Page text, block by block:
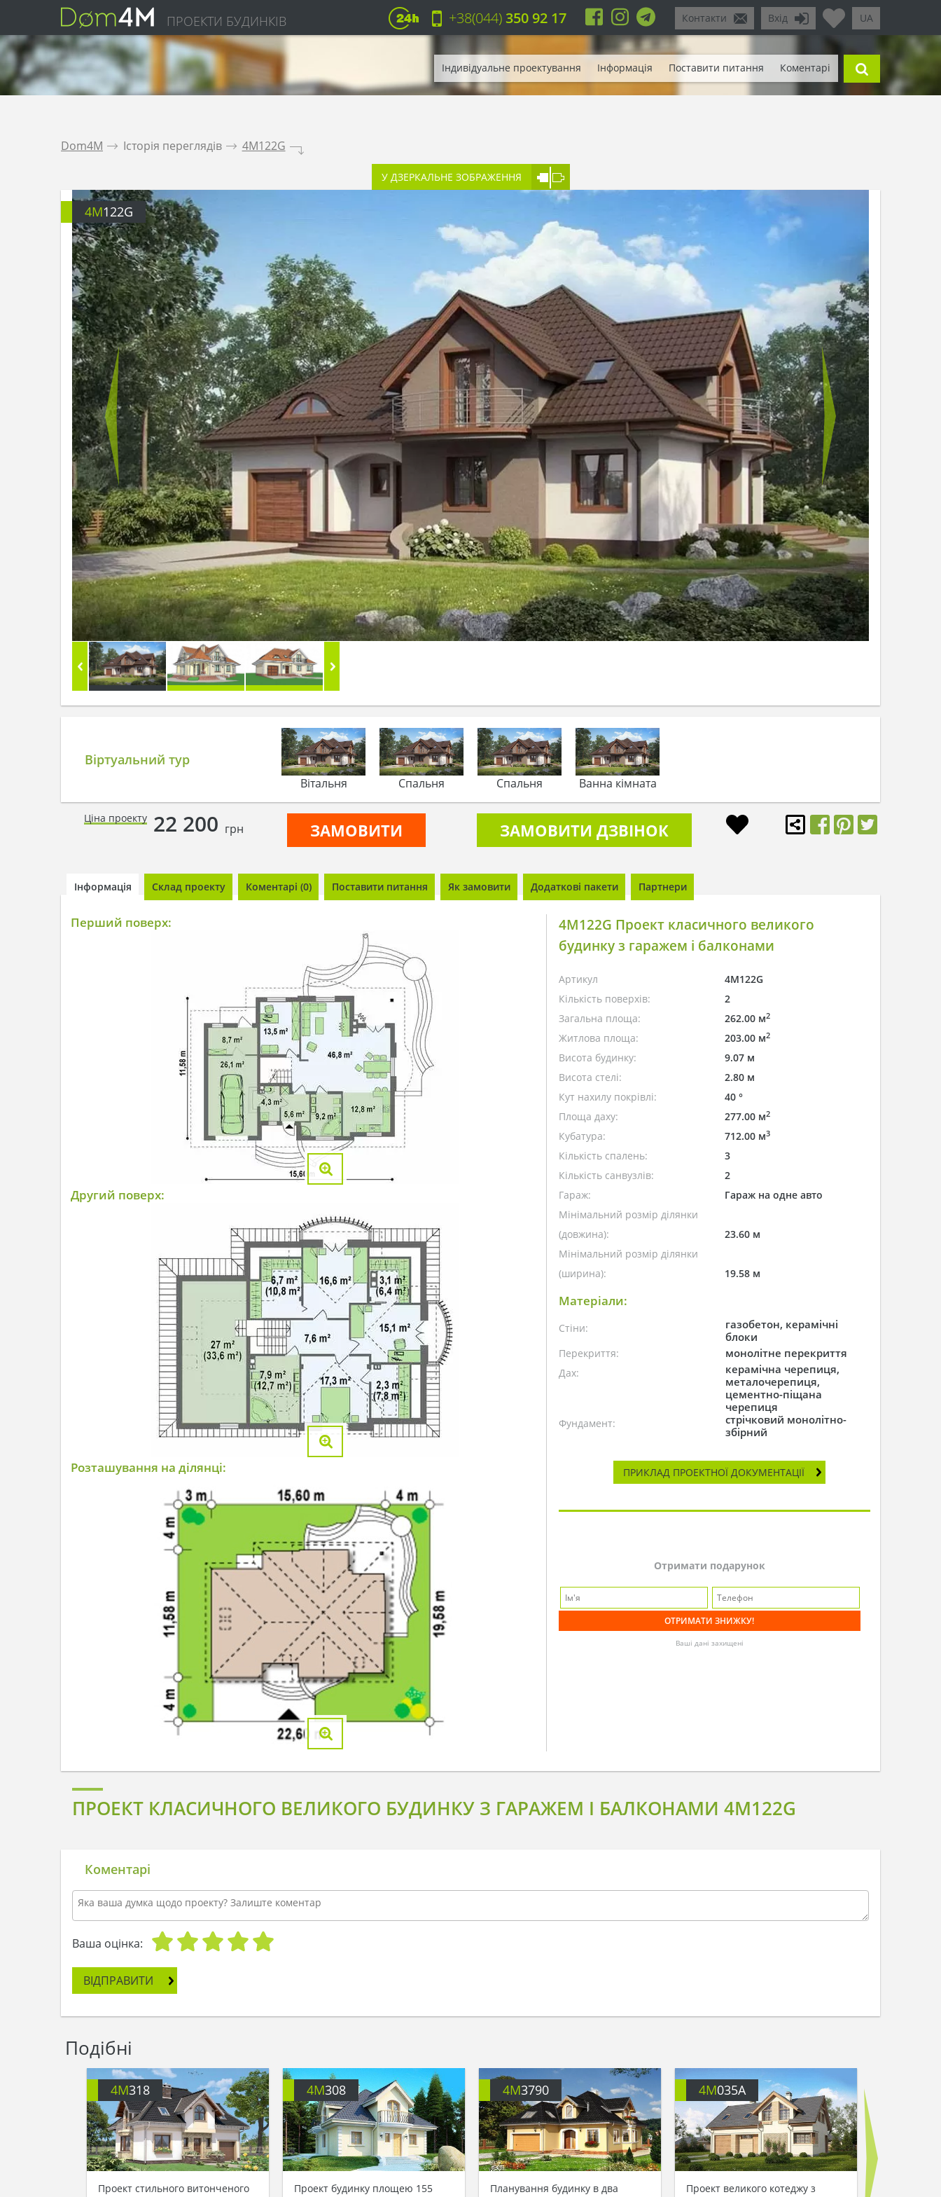
ПРОЕКТИ БУДИНКІВ UA
Вхід
Контакти
+38(044)350 92 17
Індивідуальне проектування Інформація Поставити питання Коментарі
Dom4M . Історія переглядів . 4M122G .
У ДЗЕРКАЛЬНЕ ЗОБРАЖЕННЯ
4M122G
Віртуальний тур
Вітальня Спальня Спальня Ванна кімната
Ціна проекту 22 200 грн ЗАМОВИТИ ЗАМОВИТИ ДЗВІНОК
Інформація Склад проекту Коментарі (0) Поставити питання Як замовити Додаткові пакети Партнери
Перший поверх:
Другий поверх:
Розташування на ділянці:
4M122G Проект класичного великого
будинку з гаражем і балконами
Артикул
4M122G
Кількість поверхів:
2
Загальна площа:
262.00 м2
Житлова площа: 203.00 м2
Висота будинку:
9.07 м
Висота стелі:
2.80 м
Кут нахилу покрівлі:
40 °
Площа даху:
277.00 м2
Кубатура: 712.00 м3
Кількість спалень:
3
Кількість санвузлів:
2
Гараж:
Гараж на одне авто
Мінімальний розмір ділянки
(довжина):
23.60 м
Мінімальний розмір ділянки
(ширина):
19.58 м
Матеріали:
Стіни:
газобетон, керамічні
блоки
Перекриття: монолітне перекриття
Дах:
керамічна черепиця,
металочерепиця,
цементно-піщана
черепиця
Фундамент:
стрічковий монолітно-
збірний
ПРИКЛАД ПРОЕКТНОЇ ДОКУМЕНТАЦІЇ
Отримати подарунок
Ваші дані захищені
ПРОЕКТ КЛАСИЧНОГО ВЕЛИКОГО БУДИНКУ З ГАРАЖЕМ І БАЛКОНАМИ 4M122G
Коментарі
Ваша оцінка:
ВІДПРАВИТИ
Подібні
4M318
Проект стильного витонченого
4M308
Проект будинку площею 155
4M3790
Планування будинку в два
4M035A
Проект великого котеджу з